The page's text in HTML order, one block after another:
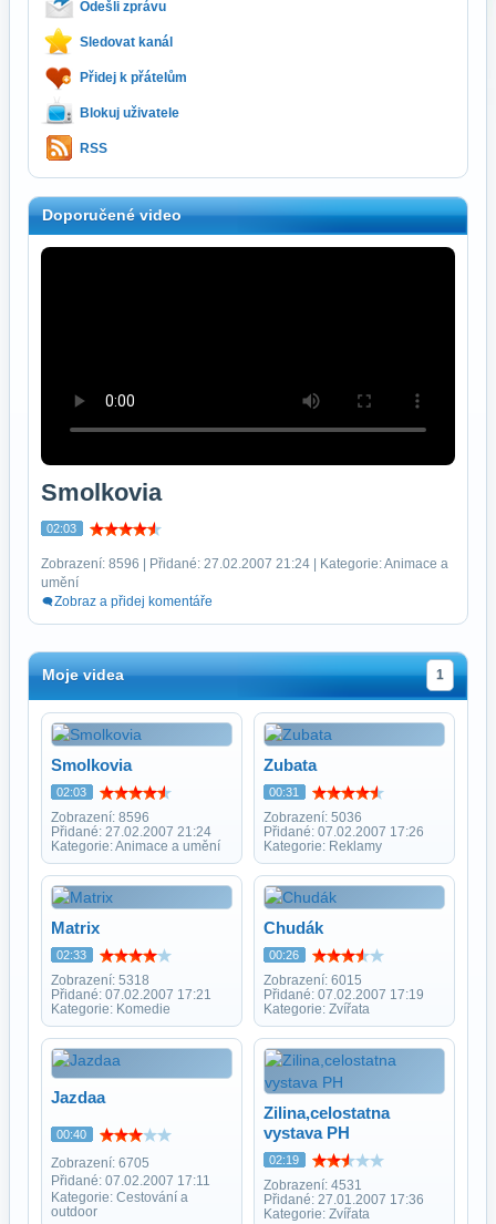
Odešli zprávu
Sledovat kanál
Přidej k přátelům
Blokuj uživatele
RSS
Doporučené video
Smolkovia
02:03
Zobrazení: 8596 | Přidané: 27.02.2007 21:24 | Kategorie: Animace a
umění
Zobraz a přidej komentáře
Moje videa 1
Smolkovia
02:03
Zobrazení: 8596
Přidané: 27.02.2007 21:24
Kategorie: Animace a umění
Zubata
00:31
Zobrazení: 5036
Přidané: 07.02.2007 17:26
Kategorie: Reklamy
Matrix
02:33
Zobrazení: 5318
Přidané: 07.02.2007 17:21
Kategorie: Komedie
Chudák
00:26
Zobrazení: 6015
Přidané: 07.02.2007 17:19
Kategorie: Zvířata
Jazdaa
00:40
Zobrazení: 6705
Přidané: 07.02.2007 17:11
Kategorie: Cestování a
outdoor
Zilina,celostatna
vystava PH
02:19
Zobrazení: 4531
Přidané: 27.01.2007 17:36
Kategorie: Zvířata